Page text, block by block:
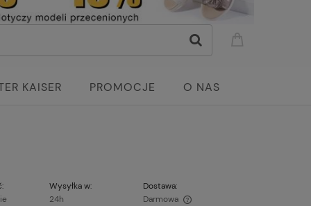
KAISER PROMOCJE O NAS
Wysyłka w:
24h
Dostawa:
Darmowa